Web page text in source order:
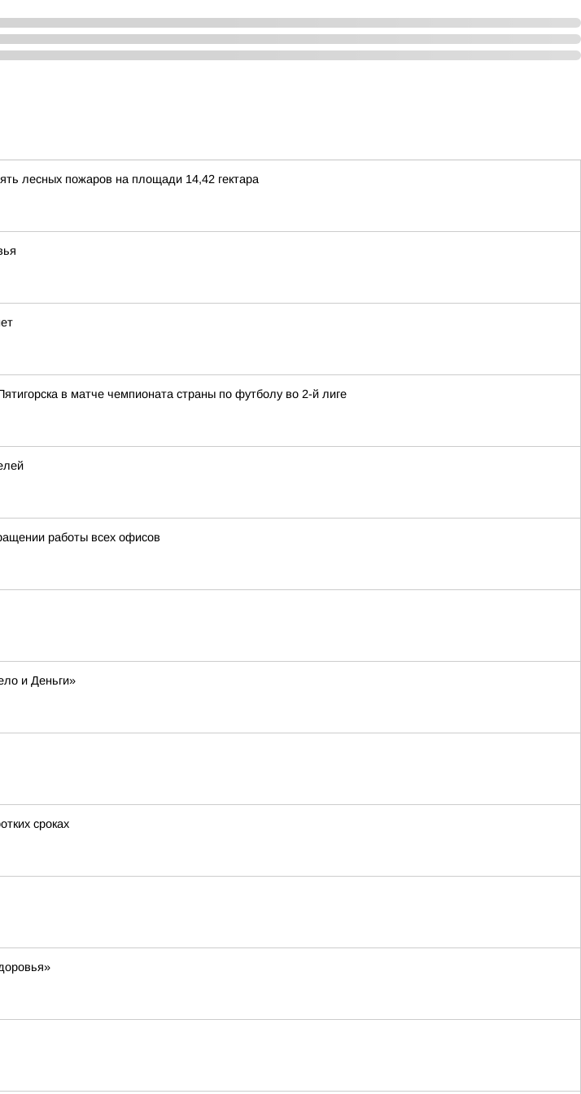
лесных пожаров на площади 14,42 гектара
в матче чемпионата страны по футболу во 2-й лиге
работы всех офисов
и Деньги»
сроках